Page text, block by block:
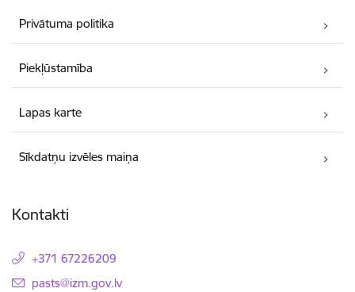
Privātuma politika
Piekļūstamība
Lapas karte
Sīkdatņu izvēles maiņa
Kontakti
+371 67226209
E-pasts:
pasts@izm.gov.lv